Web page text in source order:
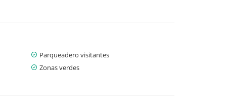
Parqueadero visitantes
Zonas verdes